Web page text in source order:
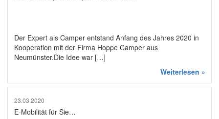
Der Expert als Camper entstand Anfang des Jahres 2020 in
Kooperation mit der Firma Hoppe Camper aus
Neumünster.Die Idee war […]
Weiterlesen »
23.03.2020
E-Mobilität für Sie…